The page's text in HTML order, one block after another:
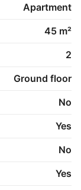
bede,
til at
luft om
hvor
Apartment
45 m²
2
Ground floor
No
Yes
No
Yes